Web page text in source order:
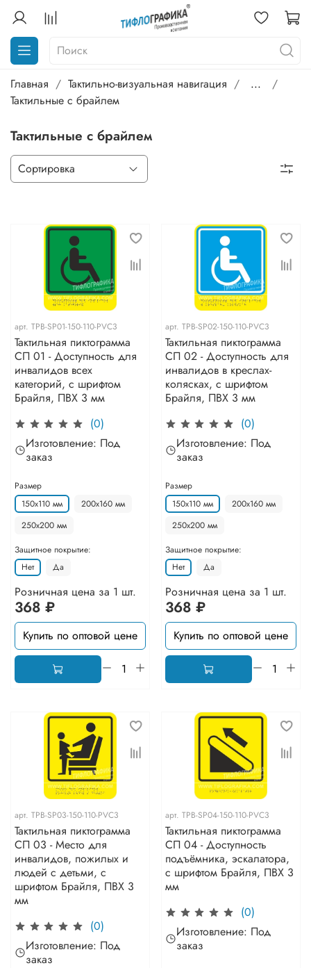
Главная Тактильно-визуальная навигация
...
Тактильные с брайлем
Тактильные с брайлем
арт. TPB-SP01-150-110-PVC3
Тактильная пиктограмма
СП 01 - Доступность для
инвалидов всех
категорий, с шрифтом
Брайля, ПВХ 3 мм
(0)
Изготовление: Под
заказ
Размер
150х110 мм
200х160 мм
250х200 мм
Защитное покрытие:
Нет
Да
Розничная цена за 1 шт.
368 ₽
Купить по оптовой цене
арт. TPB-SP02-150-110-PVC3
Тактильная пиктограмма
СП 02 - Доступность для
инвалидов в креслах-
колясках, с шрифтом
Брайля, ПВХ 3 мм
(0)
Изготовление: Под
заказ
Размер
150х110 мм
200х160 мм
250х200 мм
Защитное покрытие:
Нет
Да
Розничная цена за 1 шт.
368 ₽
Купить по оптовой цене
арт. TPB-SP03-150-110-PVC3
Тактильная пиктограмма
СП 03 - Место для
инвалидов, пожилых и
людей с детьми, с
шрифтом Брайля, ПВХ 3
мм
(0)
Изготовление: Под
заказ
арт. TPB-SP04-150-110-PVC3
Тактильная пиктограмма
СП 04 - Доступность
подъёмника, эскалатора,
с шрифтом Брайля, ПВХ 3
мм
(0)
Изготовление: Под
заказ